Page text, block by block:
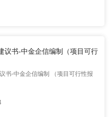
议书-中金企信编制（项目可行
书-中金企信编制 （项目可行性报